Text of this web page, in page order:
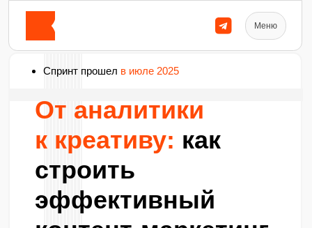
Меню
к креативу:как
строить
эффективный
контент-маркетинг
Узнайте, как с помощью аналитики и ИИ
создавать контент, который работает